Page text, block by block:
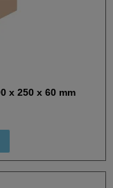
x 250 x 60 mm